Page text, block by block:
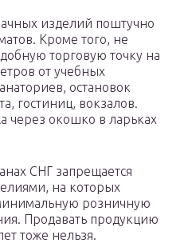
изделий поштучно
Кроме того, не
торговую точку на
от учебных
остановок
гостиниц, вокзалов.
через окошко в ларьках
СНГ запрещается
на которых
розничную
Продавать продукцию
тоже нельзя.